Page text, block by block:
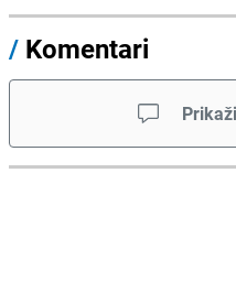
/ Komentari